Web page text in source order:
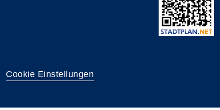
Cookie Einstellungen